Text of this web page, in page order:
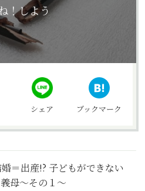
！しよう
シェア ブックマーク
婚＝出産!? 子どもができない
母～その１～